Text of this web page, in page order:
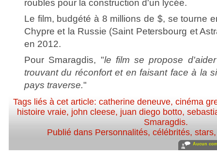
roubles pour la construction d'un lycée.
Le film, budgété à 8 millions de $, se tourne
Chypre et la Russie (Saint Petersbourg et
en 2012.
Pour Smaragdis, "le film se propose
trouvant du réconfort et en faisant face à la
pays traverse."
Tags liés à cet article: catherine deneuve, cinéma
histoire vraie, john cleese, juan diego botto,
Smaragdis.
Publié dans Personnalités, célébrités, stars
Aucun